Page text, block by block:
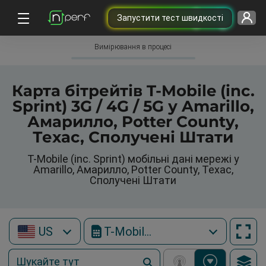
Запустити тест швидкості
Вимірювання в процесі
Карта бітрейтів T-Mobile (inc.
Sprint) 3G / 4G / 5G у Amarillo,
Амарилло, Potter County,
Техас, Сполучені Штати
T-Mobile (inc. Sprint) мобільні дані мережі у
Amarillo, Амарилло, Potter County, Техас,
Сполучені Штати
US T-Mobile (inc. Sprint)